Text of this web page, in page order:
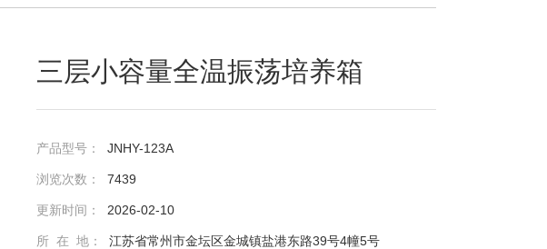
三层小容量全温振荡培养箱
产品型号： JNHY-123A
浏览次数： 7439
更新时间： 2026-02-10
所 在 地： 江苏省常州市金坛区金城镇盐港东路39号4幢5号